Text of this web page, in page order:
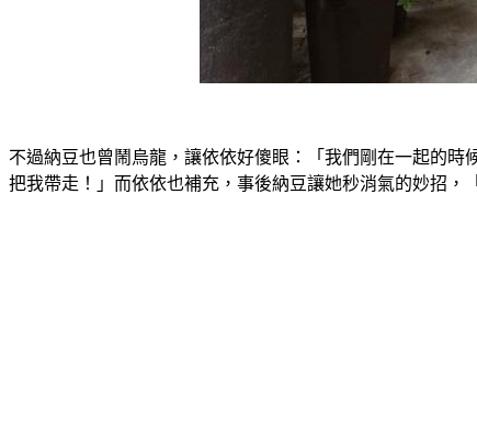
不過納豆也曾鬧烏龍，讓依依好傻眼：「我們剛在一起的
把我帶走！」而依依也補充，事後納豆讓她秒消氣的妙招，